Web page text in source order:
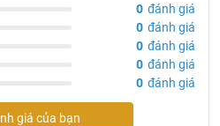
0 đánh giá
0 đánh giá
0 đánh giá
0 đánh giá
0 đánh giá
giá của bạn